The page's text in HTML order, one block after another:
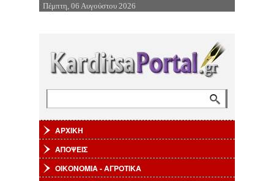
Επιστροφή στην Πλοήγηση
Πέμπτη, 06 Αυγούστου 2026
ΑΡΧΙΚΗ
ΑΠΟΨΕΙΣ
ΟΙΚΟΝΟΜΙΑ - ΑΓΡΟΤΙΚΑ